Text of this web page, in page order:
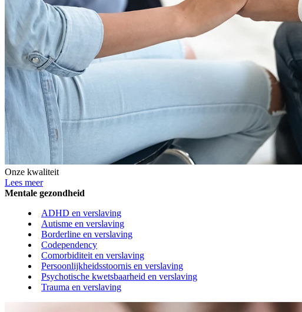
Onze kwaliteit
Lees meer
Mentale gezondheid
ADHD en verslaving
Autisme en verslaving
Borderline en verslaving
Codependency
Comorbiditeit en verslaving
Persoonlijkheidsstoornis en verslaving
Psychotische kwetsbaarheid en verslaving
Trauma en verslaving